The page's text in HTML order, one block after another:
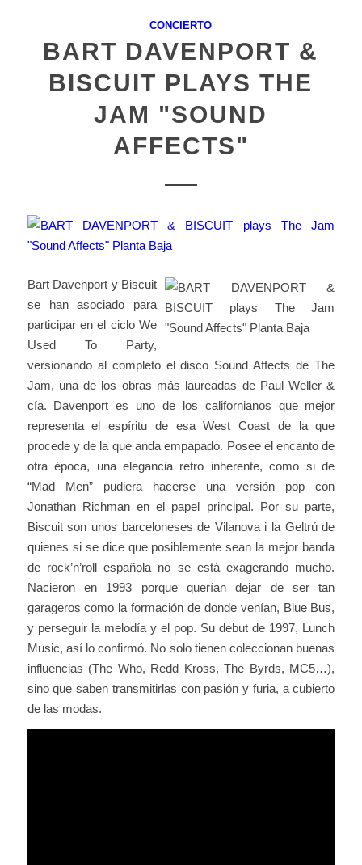
CONCIERTO
BART DAVENPORT &
BISCUIT PLAYS THE
JAM "SOUND
AFFECTS"
Bart Davenport y Biscuit
se han asociado para
participar en el ciclo We
Used To Party,
versionando al completo el disco Sound Affects de The
Jam, una de los obras más laureadas de Paul Weller &
cía. Davenport es uno de los californianos que mejor
representa el espíritu de esa West Coast de la que
procede y de la que anda empapado. Posee el encanto de
otra época, una elegancia retro inherente, como si de
“Mad Men” pudiera hacerse una versión pop con
Jonathan Richman en el papel principal. Por su parte,
Biscuit son unos barceloneses de Vilanova i la Geltrú de
quienes si se dice que posiblemente sean la mejor banda
de rock’n’roll española no se está exagerando mucho.
Nacieron en 1993 porque querían dejar de ser tan
garageros como la formación de donde venían, Blue Bus,
y perseguir la melodía y el pop. Su debut de 1997, Lunch
Music, así lo confirmó. No solo tienen coleccionan buenas
influencias (The Who, Redd Kross, The Byrds, MC5…),
sino que saben transmitirlas con pasión y furia, a cubierto
de las modas.